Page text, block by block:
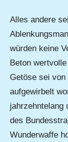
Alles andere
würden keine
Beton
Getöse sei von
aufgewirbelt
jahrzehntelang
des
Wunderwaffe